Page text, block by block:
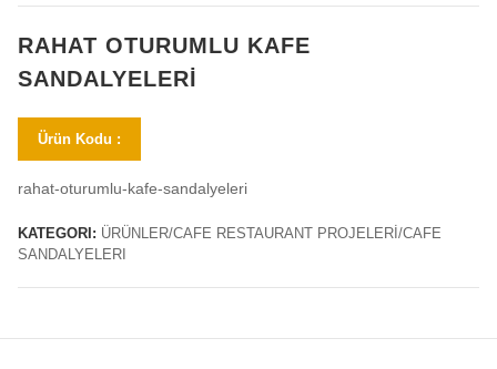
RAHAT OTURUMLU KAFE
SANDALYELERI
Ürün Kodu :
rahat-oturumlu-kafe-sandalyeleri
KATEGORI: ÜRÜNLER/CAFE RESTAURANT PROJELERİ/CAFE
SANDALYELERI